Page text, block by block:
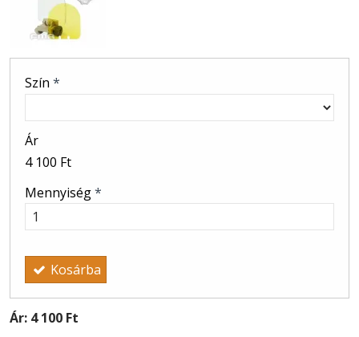
Szín *
Ár
4 100 Ft
Mennyiség*
Kosárba
Ár: 4 100 Ft